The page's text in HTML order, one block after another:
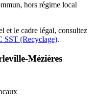
hors régime local
et le cadre légal, consultez
SST (Recyclage).
Mézières